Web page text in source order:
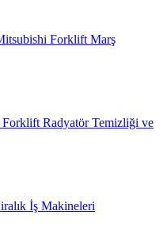
Forklift Marş
Forklift Radyatör Temizliği ve
İş Makineleri